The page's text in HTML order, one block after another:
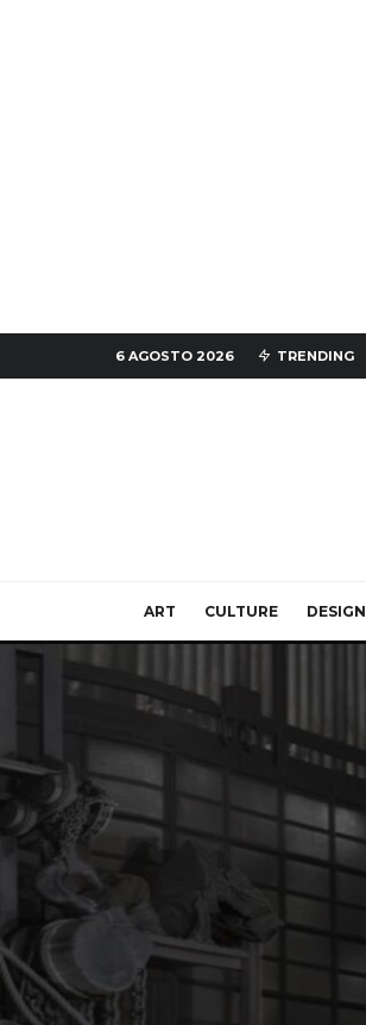
6 AGOSTO 2026 TRENDING
ART CULTURE DESIGN